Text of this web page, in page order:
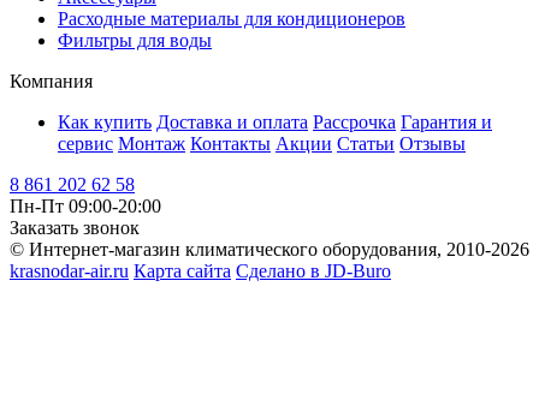
Расходные материалы для кондиционеров
Фильтры для воды
Компания
Как купить Доставка и оплата Рассрочка Гарантия и
сервис Монтаж Контакты Акции Статьи Отзывы
8 861 202 62 58
Пн-Пт 09:00-20:00
Заказать звонок
© Интернет-магазин климатического оборудования, 2010-2026
krasnodar-air.ru Карта сайта Сделано в JD-Buro